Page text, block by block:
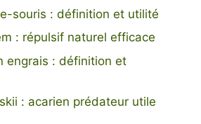
souris : définition et utilité
: répulsif naturel efficace
engrais : définition et
: acarien prédateur utile